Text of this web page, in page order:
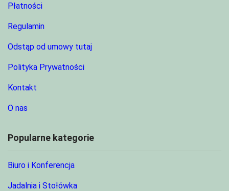
Płatności
Regulamin
Odstąp od umowy tutaj
Polityka Prywatności
Kontakt
O nas
Popularne kategorie
Biuro i Konferencja
Jadalnia i Stołówka